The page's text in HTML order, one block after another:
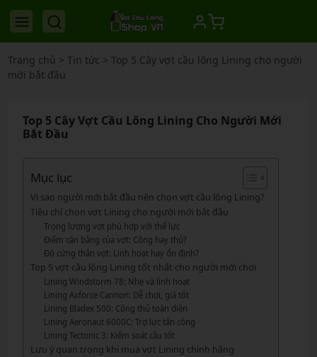
Trang chủ > Tin tức > Top 5 Cây vợt cầu lông Lining cho người
mới bắt đầu
Top 5 Cây Vợt Cầu Lông Lining Cho Người Mới
Bắt Đầu
Mục lục
Vì sao người mới bắt đầu nên chọn vợt cầu lông Lining?
Tiêu chí chọn vợt Lining cho người mới bắt đầu
Trọng lượng vợt phù hợp với thể lực
Điểm cân bằng của vợt: Công hay thủ?
Độ cứng thân vợt: Linh hoạt hay ổn định?
Top 5 vợt cầu lông Lining tốt nhất cho người mới chơi
Lining Windstorm 78: Nhẹ và linh hoạt
Lining Axforce Cannon: Dễ chơi, giá tốt
Lining Bladex 500: Công thủ toàn diện
Lining Aeronaut 6000C: Trợ lực tấn công
Lining Tectonic 3: Kiểm soát cầu tốt
Lưu ý quan trọng khi mua vợt Lining chính hãng